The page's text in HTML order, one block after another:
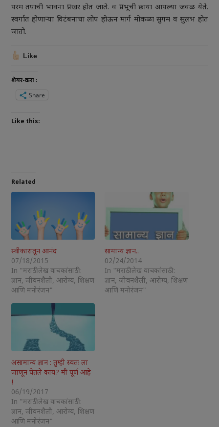
परम तपाची भावना प्रखर होत जाते. व प्रभूची छाया आपल्या जवळ येते.
स्वर्गात होणाऱ्या विटंबनाचा लोप होऊन मार्ग मोकळा सुगम व सुलभ होत
जातो.
Like
शेयर-करा :
Share
Like this:
Related
स्वीकारातून आनंद
07/18/2015
In "मराठी लेख वाचकांसाठी :
ज्ञान, जीवनशैली, आरोग्य, शिक्षण
आणि मनोरंजन"
सामान्य ज्ञान..
02/24/2014
In "मराठी लेख वाचकांसाठी :
ज्ञान, जीवनशैली, आरोग्य, शिक्षण
आणि मनोरंजन"
असामान्य ज्ञान : तुम्ही स्वतः ला
जाणून घेतले काय? मी पूर्ण आहे
!
06/19/2017
In "मराठी लेख वाचकांसाठी :
ज्ञान, जीवनशैली, आरोग्य, शिक्षण
आणि मनोरंजन"